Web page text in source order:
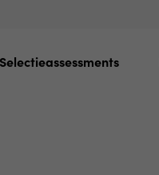
Selectieassessments